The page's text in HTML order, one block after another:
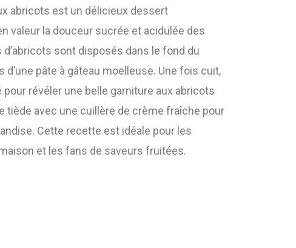
abricots est un délicieux dessert
valeur la douceur sucrée et acidulée des
sont disposés dans le fond du
d’une pâte à gâteau moelleuse. Une fois cuit,
pour révéler une belle garniture aux abricots
tiède avec une cuillère de crème fraîche pour
Cette recette est idéale pour les
et les fans de saveurs fruitées.